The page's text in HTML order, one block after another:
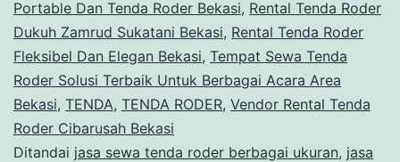
Portable Dan Tenda Roder Bekasi, Rental Tenda Roder
Dukuh Zamrud Sukatani Bekasi, Rental Tenda Roder
Fleksibel Dan Elegan Bekasi, Tempat Sewa Tenda
Roder Solusi Terbaik Untuk Berbagai Acara Area
Bekasi, TENDA, TENDA RODER, Vendor Rental Tenda
Roder Cibarusah Bekasi
Ditandai jasa sewa tenda roder berbagai ukuran, jasa